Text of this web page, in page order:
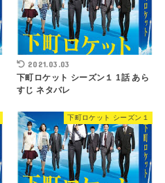
2021.03.03
下町ロケット シーズン１ 1話 あら
すじ ネタバレ
下町ロケット シーズン１